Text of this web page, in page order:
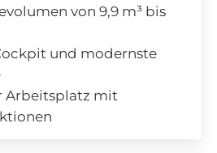
von 9,9 m³ bis
und modernste
Arbeitsplatz mit